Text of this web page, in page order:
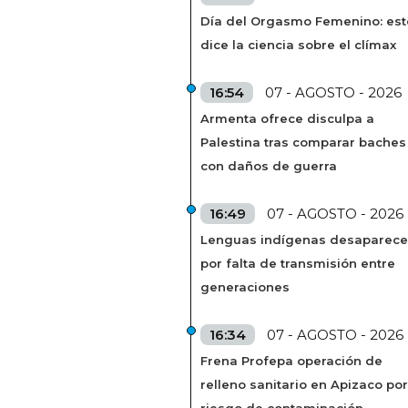
Día del Orgasmo Femenino:
dice la ciencia sobre el clímax
16:54 07 - AGOSTO - 2026
Armenta ofrece disculpa a
Palestina tras comparar baches
con daños de guerra
16:49 07 - AGOSTO - 2026
Lenguas indígenas
por falta de transmisión entre
generaciones
16:34 07 - AGOSTO - 2026
Frena Profepa operación de
relleno sanitario en Apizaco por